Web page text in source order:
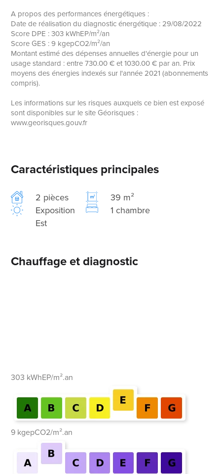
A propos des performances énergétiques :
Date de réalisation du diagnostic énergétique : 29/08/2022
Score DPE : 303 kWhEP/m²/an
Score GES : 9 kgepCO2/m²/an
Montant estimé des dépenses annuelles d'énergie pour un
usage standard : entre 730.00 € et 1030.00 € par an. Prix
moyens des énergies indexés sur l'année 2021 (abonnements
compris).
Les informations sur les risques auxquels ce bien est exposé
sont disponibles sur le site Géorisques :
www.georisques.gouv.fr
Caractéristiques principales
2 pièces
39 m²
Exposition
Est
1 chambre
Chauffage et diagnostic
303 kWhEP/m².an
9 kgepCO2/m².an